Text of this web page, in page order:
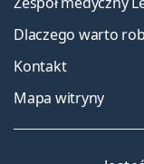
Dlaczego warto
Kontakt
Mapa witryny